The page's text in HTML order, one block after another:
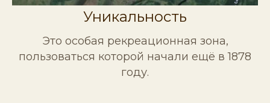
Уникальность
Это особая рекреационная зона,
пользоваться которой начали ещё в 1878
году.